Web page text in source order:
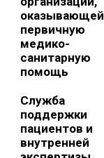
оказывающей
первичную
медико-
санитарную
помощь
Служба
поддержки
пациентов и
внутренней